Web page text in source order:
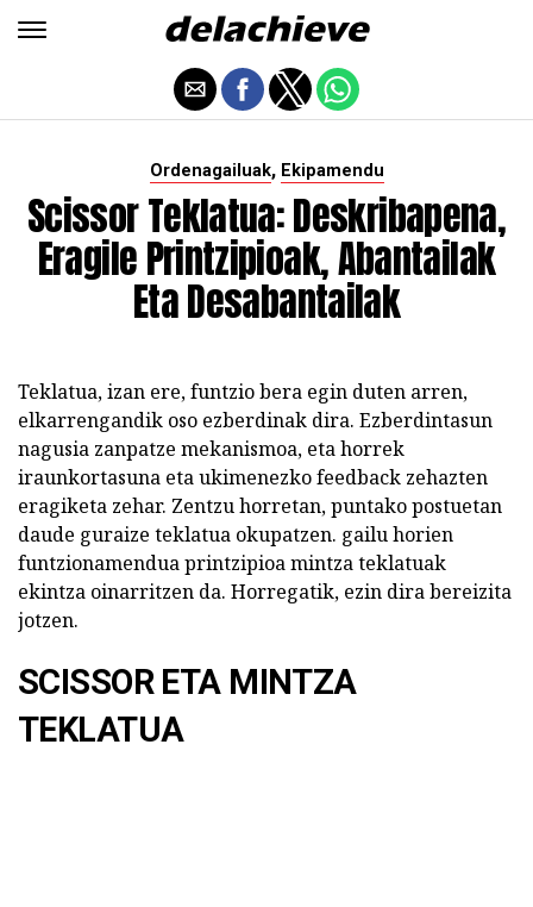
Ordenagailuak, Ekipamendu
Scissor Teklatua: Deskribapena,
Eragile Printzipioak, Abantailak
Eta Desabantailak
Teklatua, izan ere, funtzio bera egin duten arren,
elkarrengandik oso ezberdinak dira. Ezberdintasun
nagusia zanpatze mekanismoa, eta horrek
iraunkortasuna eta ukimenezko feedback zehazten
eragiketa zehar. Zentzu horretan, puntako postuetan
daude guraize teklatua okupatzen. gailu horien
funtzionamendua printzipioa mintza teklatuak
ekintza oinarritzen da. Horregatik, ezin dira bereizita
jotzen.
SCISSOR ETA MINTZA
TEKLATUA